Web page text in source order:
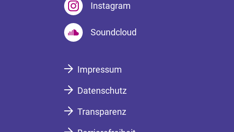
Instagram
Soundcloud
Impressum
Datenschutz
Transparenz